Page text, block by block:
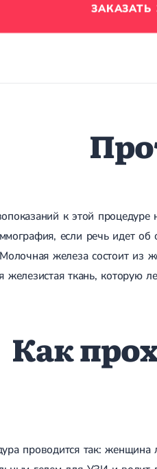
к этой
если речь идет
железа состоит из
железистая ткань, которую
Как
проводится так: женщина